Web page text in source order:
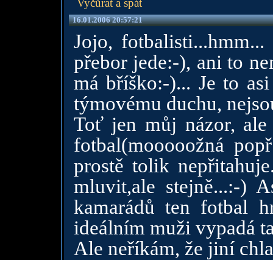
Vyčůrat a spát
16.01.2006 20:57:21
Jojo,
přebor jede:-), ani to
má bříško:-)... Je to
týmovému duchu,
Toť jen můj názor,
fotbal(mooooožná
prostě tolik
mluvit,ale stejně...:-)
kamarádů ten fotbal
ideálním muži vypadá
Ale neříkám, že jiní